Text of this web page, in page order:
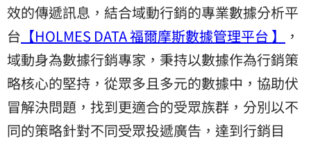
效的傳遞訊息，結合域動行銷的專業數據分析平
台 【HOLMES DATA 福爾摩斯數據管理平台 】
，
域動身為數據行銷專家，秉持以數據作為行銷策
略核心的堅持，從眾多且多元的數據中，協助伏
冒解決問題，找到更適合的受眾族群，分別以不
同的策略針對不同受眾投遞廣告，達到行銷目